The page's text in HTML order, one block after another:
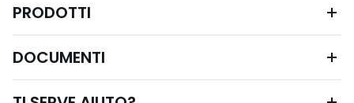
PRODOTTI
DOCUMENTI